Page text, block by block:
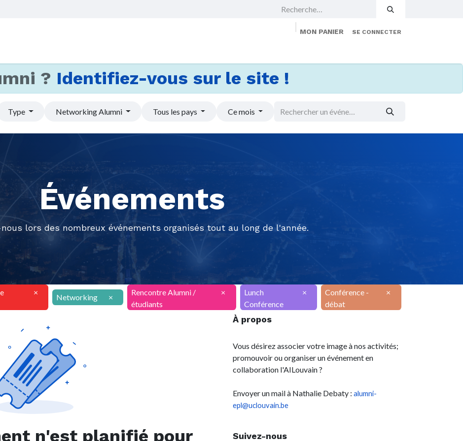
MON PANIER SE CONNECTER
? Identifiez-vous sur le site !
Type Networking Alumni Tous les pays Ce mois
Événements
lors des nombreux événements organisés tout au long de l'année.
×
Networking ×
Rencontre Alumni /
étudiants
×
Lunch
Conférence
×
Conférence -
débat
×
n'est planifié pour
À propos
Vous désirez associer votre image à nos activités;
promouvoir ou organiser un événement en
collaboration l'AILouvain ?
Envoyer un mail à Nathalie Debaty : alumni-
epl@uclouvain.be
Suivez-nous